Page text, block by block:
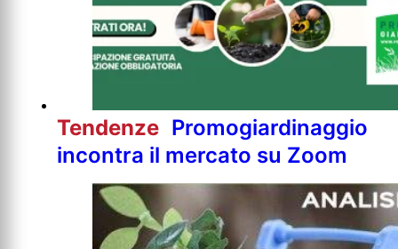
Tendenze Promogiardinaggio
incontra il mercato su Zoom